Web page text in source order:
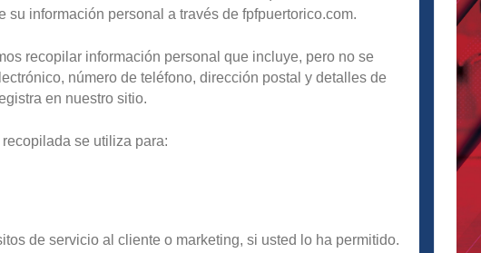
información personal a través de fpfpuertorico.com.
recopilar información personal que incluye, pero no se
número de teléfono, dirección postal y detalles de
en nuestro sitio.
se utiliza para:
de servicio al cliente o marketing, si usted lo ha permitido.